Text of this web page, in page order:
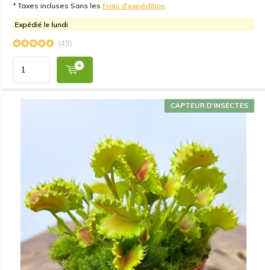
* Taxes incluses Sans les Frais d'expédition
Expédié le lundi
(49)
CAPTEUR D'INSECTES